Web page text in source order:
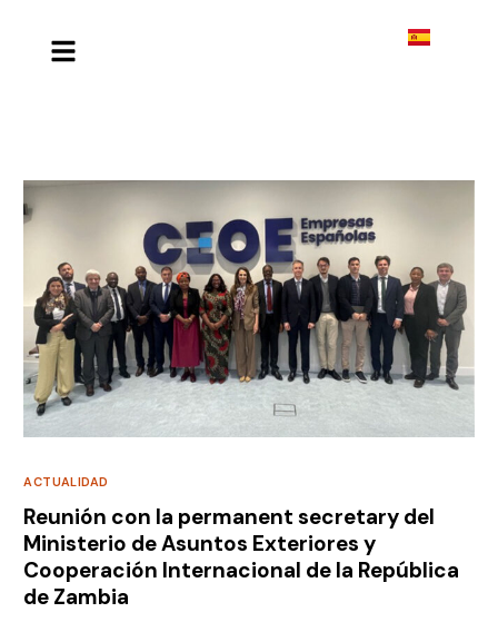
ACTUALIDAD
Reunión con la permanent secretary del
Ministerio de Asuntos Exteriores y
Cooperación Internacional de la República
de Zambia